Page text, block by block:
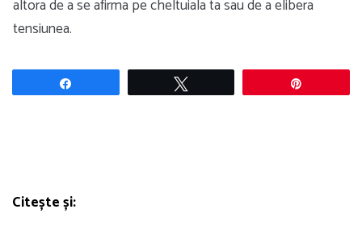
altora de a se afirma pe cheltuiala ta sau de a elibera
tensiunea.
Citește și: